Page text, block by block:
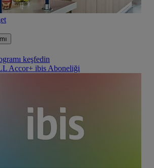
keşfedin
Accor+ ibis Aboneliği